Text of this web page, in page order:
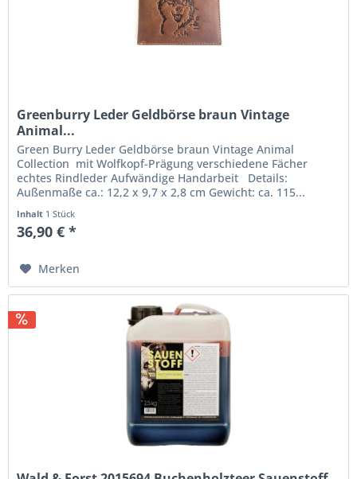
Greenburry Leder Geldbörse braun Vintage
Animal...
Green Burry Leder Geldbörse braun Vintage Animal
Collection mit Wolfkopf-Prägung verschiedene Fächer
echtes Rindleder Aufwändige Handarbeit Details:
Außenmaße ca.: 12,2 x 9,7 x 2,8 cm Gewicht: ca. 115...
Inhalt 1 Stück
36,90 € *
Merken